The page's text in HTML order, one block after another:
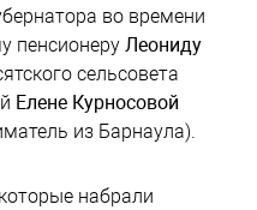
во времени
пенсионеру Леониду
сельсовета
Елене Курносовой
из Барнаула).
набрали